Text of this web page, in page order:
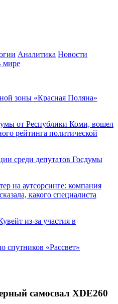
Аналитика Новости
мире
зоны «Красная Поляна»
от Республики Коми, вошел
рейтинга политической
среди депутатов Госдумы
на аутсорсинге: компания
какого специалиста
из-за участия в
спутников «Рассвет»
самосвал XDE260